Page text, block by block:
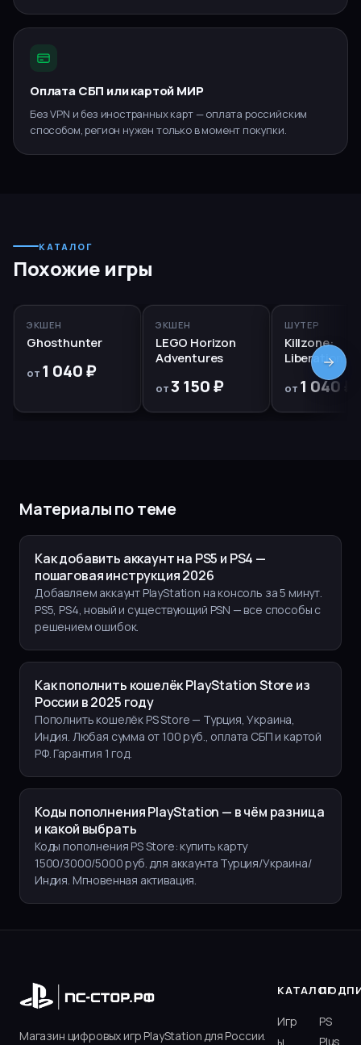
Оплата СБП или картой МИР
Без VPN и без иностранных карт — оплата российским
способом, регион нужен только в момент покупки.
КАТАЛОГ
Похожие игры
ЭКШЕН
Ghosthunter
от 1 040 ₽
ЭКШЕН
LEGO Horizon
Adventures
от3 150 ₽
ШУТЕР
Killzone:
Liberation
от 1 040 ₽
Материалы по теме
Как добавить аккаунт на PS5 и PS4 —
пошаговая инструкция 2026
Добавляем аккаунт PlayStation на консоль за 5 минут.
PS5, PS4, новый и существующий PSN — все способы с
решением ошибок.
Как пополнить кошелёк PlayStation Store из
России в 2025 году
Пополнить кошелёк PS Store — Турция, Украина,
Индия. Любая сумма от 100 руб., оплата СБП и картой
РФ. Гарантия 1 год.
Коды пополнения PlayStation — в чём разница
и какой выбрать
Коды пополнения PS Store: купить карту
1500/3000/5000 руб. для аккаунта Турция/Украина/
Индия. Мгновенная активация.
Магазин цифровых игр PlayStation для России.
КАТАЛОГ
Игр
ы
PS
Plus